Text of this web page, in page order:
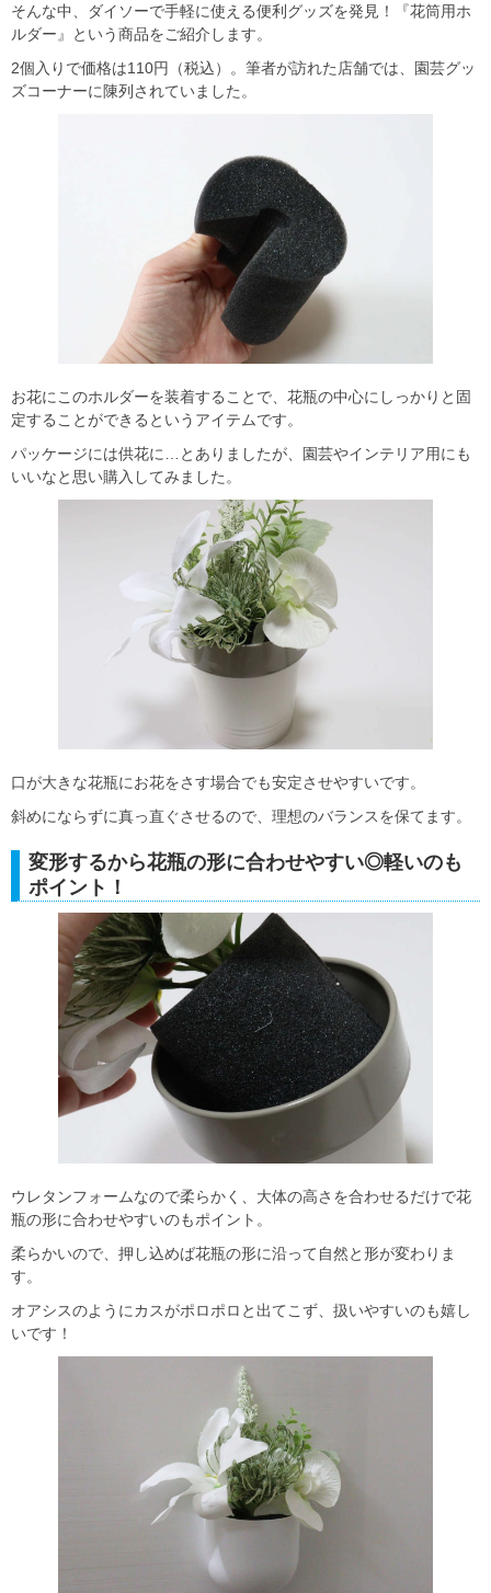
そんな中、ダイソーで手軽に使える便利グッズを発見！『花筒用ホ
ルダー』という商品をご紹介します。
2個入りで価格は110円（税込）。筆者が訪れた店舗では、園芸グッ
ズコーナーに陳列されていました。
お花にこのホルダーを装着することで、花瓶の中心にしっかりと固
定することができるというアイテムです。
パッケージには供花に…とありましたが、園芸やインテリア用にも
いいなと思い購入してみました。
口が大きな花瓶にお花をさす場合でも安定させやすいです。
斜めにならずに真っ直ぐさせるので、理想のバランスを保てます。
変形するから花瓶の形に合わせやすい◎軽いのも
ポイント！
ウレタンフォームなので柔らかく、大体の高さを合わせるだけで花
瓶の形に合わせやすいのもポイント。
柔らかいので、押し込めば花瓶の形に沿って自然と形が変わりま
す。
オアシスのようにカスがポロポロと出てこず、扱いやすいのも嬉し
いです！